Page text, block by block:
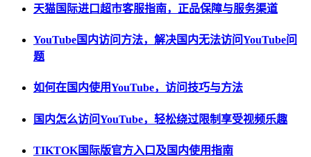
天猫国际进口超市客服指南，正品保障与服务渠道
YouTube国内访问方法，解决国内无法访问YouTube问
题
如何在国内使用YouTube，访问技巧与方法
国内怎么访问YouTube，轻松绕过限制享受视频乐趣
TIKTOK国际版官方入口及国内使用指南